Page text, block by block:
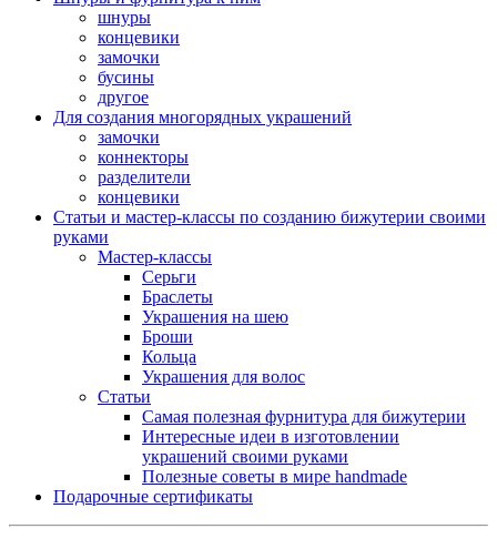
шнуры
концевики
замочки
бусины
другое
Для создания многорядных украшений
замочки
коннекторы
разделители
концевики
Статьи и мастер-классы по созданию бижутерии своими
руками
Мастер-классы
Серьги
Браслеты
Украшения на шею
Броши
Кольца
Украшения для волос
Статьи
Самая полезная фурнитура для бижутерии
Интересные идеи в изготовлении
украшений своими руками
Полезные советы в мире handmade
Подарочные сертификаты